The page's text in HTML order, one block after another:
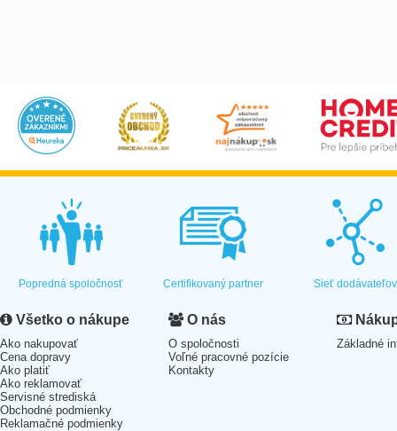
Popredná spoločnosť Certifikovaný partner Sieť dodávateľov
Všetko o nákupe
Ako nakupovať
Cena dopravy
Ako platiť
Ako reklamovať
Servisné strediská
Obchodné podmienky
Reklamačné podmienky
O nás
O spoločnosti
Voľné pracovné pozície
Kontakty
Základné